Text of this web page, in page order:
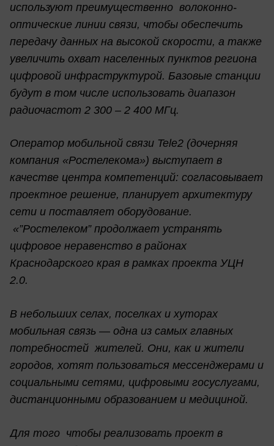
используют преимущественно волоконно-
оптические линии связи, чтобы обеспечить
передачу данных на высокой скорости, а также
увеличить охват населенных пунктов региона
цифровой инфраструктурой. Базовые станции
будут в том числе использовать диапазон
радиочастот 2 300 – 2 400 МГц.
Оператор мобильной связи Tele2 (дочерняя
компания «Ростелекома») выступает в
качестве центра компетенций: согласовывает
проектное решение, планирует архитектуру
сети и поставляет оборудование.
«”Ростелеком” продолжает устранять
цифровое неравенство в районах
Краснодарского края в рамках проекта УЦН
2.0.
В небольших селах, поселках и хуторах
мобильная связь — одна из самых главных
потребностей жителей. Они, как и жители
городов, хотят пользоваться мессенджерами и
социальными сетями, цифровыми госуслугами,
дистанционными образованием и медициной.
Для того чтобы реализовать проект в